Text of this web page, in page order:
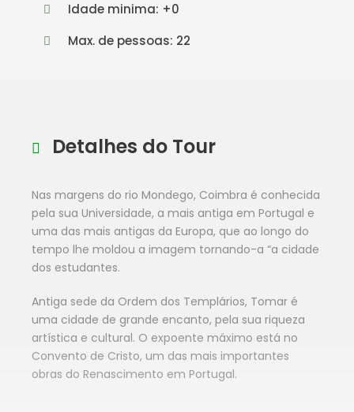
Idade minima: +0
Max. de pessoas: 22
Detalhes do Tour
Nas margens do rio Mondego, Coimbra é conhecida
pela sua Universidade, a mais antiga em Portugal e
uma das mais antigas da Europa, que ao longo do
tempo lhe moldou a imagem tornando-a “a cidade
dos estudantes.
Antiga sede da Ordem dos Templários, Tomar é
uma cidade de grande encanto, pela sua riqueza
artística e cultural. O expoente máximo está no
Convento de Cristo, um das mais importantes
obras do Renascimento em Portugal.